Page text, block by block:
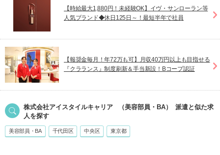
【時給最大1,880円！未経験OK】イヴ・サンローラン等
人気ブランド◆休日125日～！最短半年で社員
【報奨金毎月！年72万も可】月収40万円以上も目指せる
『クラランス』制度刷新＆手当新設！Bコープ認証
株式会社アイスタイルキャリア （美容部員・BA） 派遣と似た求
人を探す
美容部員・BA 千代田区 中央区 東京都